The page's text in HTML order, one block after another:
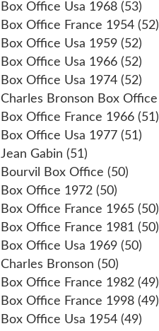
Box Office Usa 1968 (53)
Box Office France 1954 (52)
Box Office Usa 1959 (52)
Box Office Usa 1966 (52)
Box Office Usa 1974 (52)
Charles Bronson Box Office
Box Office France 1966 (51)
Box Office Usa 1977 (51)
Jean Gabin (51)
Bourvil Box Office (50)
Box Office 1972 (50)
Box Office France 1965 (50)
Box Office France 1981 (50)
Box Office Usa 1969 (50)
Charles Bronson (50)
Box Office France 1982 (49)
Box Office France 1998 (49)
Box Office Usa 1954 (49)